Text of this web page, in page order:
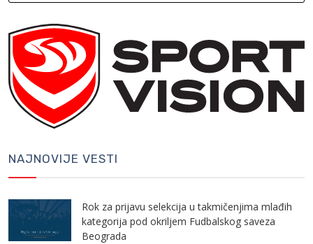
NAJNOVIJE VESTI
Rok za prijavu selekcija u takmičenjima mlađih
kategorija pod okriljem Fudbalskog saveza
Beograda